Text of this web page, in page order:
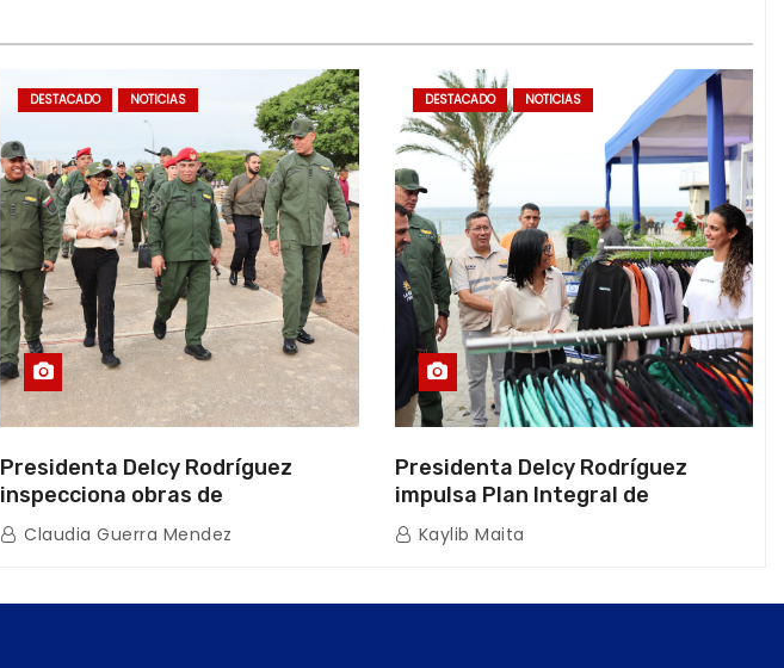
DESTACADO NOTICIAS
Presidenta Delcy Rodríguez
inspecciona obras de
restauración en Escuela Naval
tras afectaciones sísmicas en La
Claudia Guerra Mendez
DESTACADO NOTICIAS
Presidenta Delcy Rodríguez
impulsa Plan Integral de
Reactivación Económica en La
Guaira
Kaylib Maita